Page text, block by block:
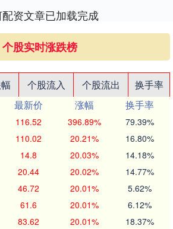
资文章已加载完成
个股实时涨跌榜
个股流入 个股流出
换手率
最新价 涨幅
换手率
116.52 396.89% 79.39%
110.02 20.21% 16.80%
14.8 20.03% 14.18%
20.44 20.02% 14.77%
46.72 20.01% 5.62%
61.6 20.01% 6.12%
83.62 20.01% 18.37%